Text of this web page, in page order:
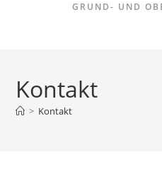
GRUND- UND
Kontakt
> Kontakt